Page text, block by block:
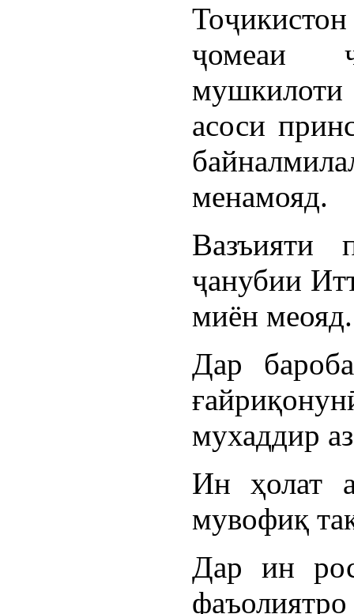
ҷомеаи
мушкилоти
асоси
менамояд.
Вазъияти
ҷанубии
миён меояд.
Дар
мухаддир
Ин ҳолат
мувофиқ
Дар ин